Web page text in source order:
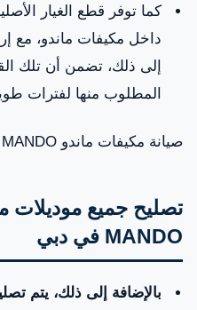
كما توفر قطع الغيار
داخل مكيفات ماندو، مع
إلى ذلك، تضمن أن تلك
المطلوب منها لفترات
صيانة مكيفات ماندو MANDO في دبي
‌تصليح جميع موديلات
MANDO في دبي